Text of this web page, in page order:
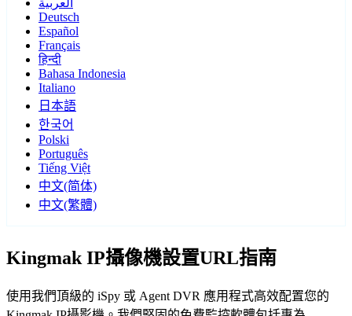
العربية
Deutsch
Español
Français
हिन्दी
Bahasa Indonesia
Italiano
日本語
한국어
Polski
Português
Tiếng Việt
中文(简体)
中文(繁體)
Kingmak IP攝像機設置URL指南
使用我們頂級的 iSpy 或 Agent DVR 應用程式高效配置您的